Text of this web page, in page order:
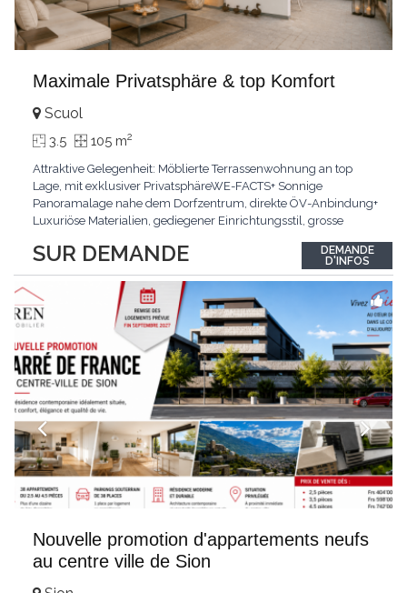
Maximale Privatsphäre & top Komfort
SUR DEMANDE
Scuol
3.5 105 m2
Attraktive Gelegenheit: Möblierte Terrassenwohnung an top
Lage, mit exklusiver PrivatsphäreWE-FACTS+ Sonnige
Panoramalage nahe dem Dorfzentrum, direkte ÖV-Anbindung+
Luxuriöse Materialien, gediegener Einrichtungsstil, grosse
gemeinschaftliche WaschküchePasst für:Geniesser von
Weitblick und gehobenem WohnkomfortDie Wohnung wird
hochwertig
DEMANDE
D'INFOS
Nouvelle promotion d'appartements neufs
au centre ville de Sion